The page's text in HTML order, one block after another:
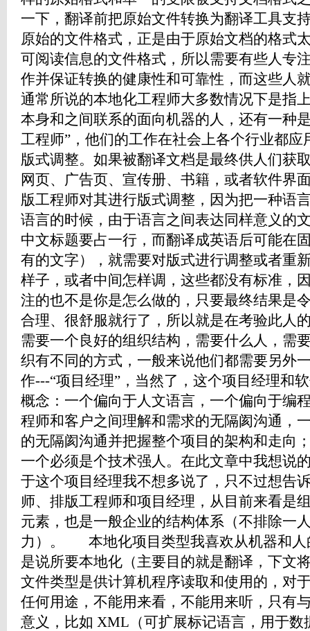
一下，翻译前把原始文件转换为翻译工具支
原始的文件格式，正是由于原始文档的格式
可阅读信息的文件格式，所以需要有些人专
作并保证转换的健康性和可靠性，而这些
通常所说的本地化工程师大多数情况下是指
本身和之间联系的面向机器的人，还有一种
工程师”，他们的工作在社会上各个行业都
版式调整。如果被翻译文档是最终供人们获
网页、广告页、宣传册、书籍，或者软件界
版工程师对其进行版式调整，因为把一种语
语言的时候，由于语言之间表达同样意义的
中文标题要占一行，而翻译成英语后可能在
有的文字），就需要对版式进行调整或者重
样子，或者中间怎样调，这些都没有标准，
注的也不是你是怎么做的，只要最终结果是
合理、很舒服就行了，所以就是在考验此
需要一个良好的组织结构，需要什么人，需
织有不同的方式，一般来说他们都需要另外
作---“项目经理”，当然了，这个项目经理和
概念：一个偏向于人文语言，一个偏向于编
程师和客户之间理解和需求的无隔阂沟通，
的无隔阂沟通并把握整个项目的架构和走向
一个必须是个技术强人。在此文章中我想说
于这个项目经理我不想多说了，只不过想告
师、排版工程师和项目经理，从目前来看是
元素，也是一般企业的结构体系（不排除一
力）。 本地化项目类型我喜欢从机器和人
是说所要本地化（主要目的就是翻译，下文
文件类型是供计算机程序读取和使用的，对
任何用途，不能用来看，不能用来听，只有
意义，比如 XML（可扩展标记语言，用于数